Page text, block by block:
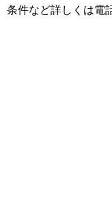
条件など詳しくは電